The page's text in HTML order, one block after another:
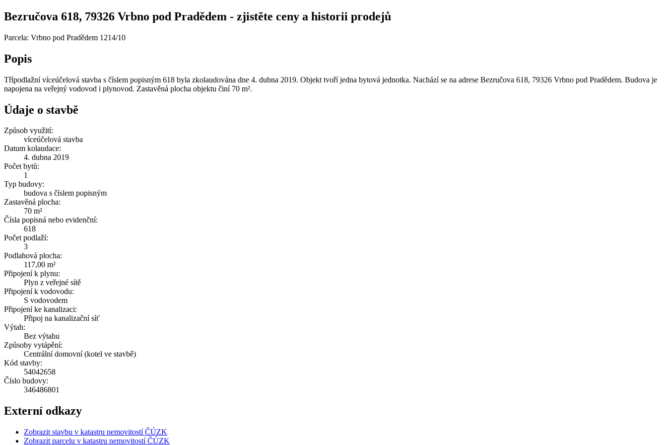
Bezručova 618, 79326 Vrbno pod Pradědem - zjistěte ceny a historii prodejů
Parcela: Vrbno pod Pradědem 1214/10
Popis
Třípodlažní víceúčelová stavba s číslem popisným 618 byla zkolaudována dne 4. dubna 2019. Objekt tvoří jedna bytová jednotka. Nachází se na adrese Bezručova 618, 79326 Vrbno pod Pradědem. Budova je
napojena na veřejný vodovod i plynovod. Zastavěná plocha objektu činí 70 m².
Údaje o stavbě
Způsob využití:
víceúčelová stavba
Datum kolaudace:
4. dubna 2019
Počet bytů:
1
Typ budovy:
budova s číslem popisným
Zastavěná plocha:
70 m²
Čísla popisná nebo evidenční:
618
Počet podlaží:
3
Podlahová plocha:
117,00 m²
Připojení k plynu:
Plyn z veřejné sítě
Připojení k vodovodu:
S vodovodem
Připojení ke kanalizaci:
Připoj na kanalizační síť
Výtah:
Bez výtahu
Způsoby vytápění:
Centrální domovní (kotel ve stavbě)
Kód stavby:
54042658
Číslo budovy:
346486801
Externí odkazy
Zobrazit stavbu v katastru nemovitostí ČÚZK
Zobrazit parcelu v katastru nemovitostí ČÚZK